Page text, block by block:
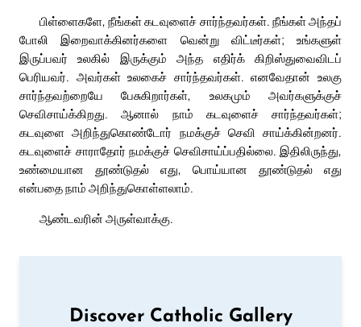
பிள்ளைகளே, நீங்கள் கடவுளைச் சார்ந்தவர்கள். நீங்கள் அந்தப்
போலி இறைவாக்கினர்களை வென்று விட்டீர்கள்; உங்களுள்
இருப்பவர் உலகில் இருக்கும் அந்த எதிர்க் கிறிஸ்துவைவிடப்
பெரியவர். அவர்கள் உலகைச் சார்ந்தவர்கள். எனவேதான் உலகு
சார்ந்தவற்றையே பேசுகிறார்கள், உலகமும் அவர்களுக்குச்
செவிசாய்க்கிறது. ஆனால் நாம் கடவுளைச் சார்ந்தவர்கள்;
கடவுளை அறிந்துகொண்டோர் நமக்குச் செவி சாய்க்கின்றனர்.
கடவுளைச் சாராதோர் நமக்குச் செவிசாய்ப்பதில்லை. இதிலிருந்து,
உண்மையான தூண்டுதல் எது, பொய்யான தூண்டுதல் எது
என்பதை நாம் அறிந்துகொள்ளலாம்.
ஆண்டவரின் அருள்வாக்கு.
Discover Catholic Gallery